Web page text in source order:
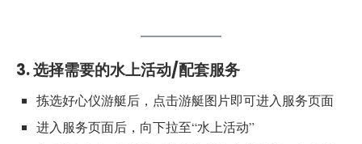
3. 选择需要的水上活动/配套服务
拣选好心仪游艇后，点击游艇图片即可进入服务页面
进入服务页面后，向下拉至“水上活动”